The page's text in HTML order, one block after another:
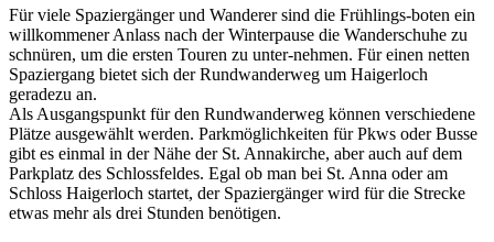
Für viele Spaziergänger und Wanderer sind die Frühlings-boten ein
willkommener Anlass nach der Winterpause die Wanderschuhe zu
schnüren, um die ersten Touren zu unter-nehmen. Für einen netten
Spaziergang bietet sich der Rundwanderweg um Haigerloch
geradezu an.
Als Ausgangspunkt für den Rundwanderweg können verschiedene
Plätze ausgewählt werden. Parkmöglichkeiten für Pkws oder Busse
gibt es einmal in der Nähe der St. Annakirche, aber auch auf dem
Parkplatz des Schlossfeldes. Egal ob man bei St. Anna oder am
Schloss Haigerloch startet, der Spaziergänger wird für die Strecke
etwas mehr als drei Stunden benötigen.